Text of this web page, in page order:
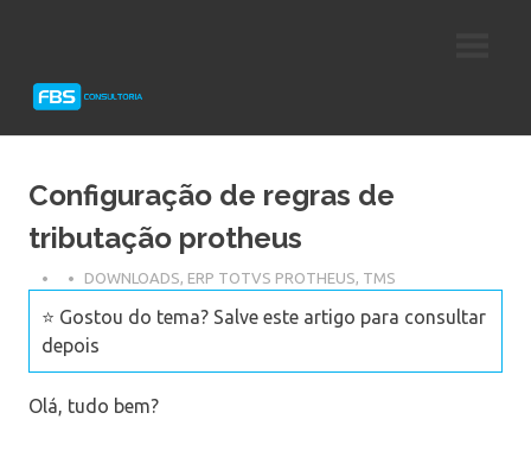
Protheus
Configuração de regras de
tributação protheus
DOWNLOADS, ERP TOTVS PROTHEUS, TMS
⭐ Gostou do tema? Salve este artigo para consultar
depois
Olá, tudo bem?